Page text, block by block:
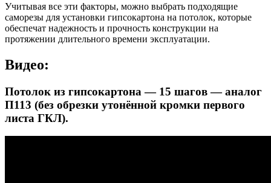
Учитывая все эти факторы, можно выбрать подходящие
саморезы для установки гипсокартона на потолок, которые
обеспечат надежность и прочность конструкции на
протяжении длительного времени эксплуатации.
Видео:
Потолок из гипсокартона — 15 шагов — аналог
П113 (без обрезки утонённой кромки первого
листа ГКЛ).